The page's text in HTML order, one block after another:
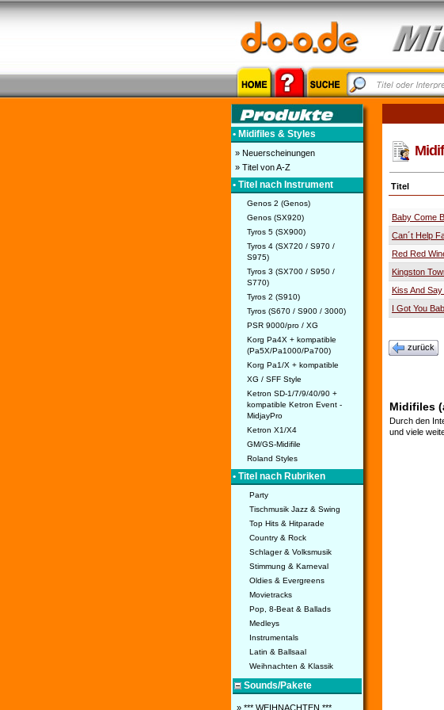
• Midifiles & Styles
» Neuerscheinungen
» Titel von A-Z
• Titel nach Instrument
Genos 2 (Genos)
Genos (SX920)
Tyros 5 (SX900)
Tyros 4 (SX720 / S970 /
S975)
Tyros 3 (SX700 / S950 /
S770)
Tyros 2 (S910)
Tyros (S670 / S900 / 3000)
PSR 9000/pro / XG
Korg Pa4X + kompatible
(Pa5X/Pa1000/Pa700)
Korg Pa1/X + kompatible
XG / SFF Style
Ketron SD-1/7/9/40/90 +
kompatible Ketron Event -
MidjayPro
Ketron X1/X4
GM/GS-Midifile
Roland Styles
• Titel nach Rubriken
Party
Tischmusik Jazz & Swing
Top Hits & Hitparade
Country & Rock
Schlager & Volksmusik
Stimmung & Karneval
Oldies & Evergreens
Movietracks
Pop, 8-Beat & Ballads
Medleys
Instrumentals
Latin & Ballsaal
Weihnachten & Klassik
Sounds/Pakete
» *** WEIHNACHTEN ***
Titel
Baby Come
Can´t Help
Red Red
Kingston
Kiss And
I Got You
zurück
Midifiles
Durch den
und viele